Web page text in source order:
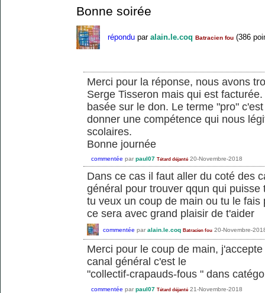
Bonne soirée
répondu par alain.le.coq Batracien fou (386
Merci pour la réponse, nous avons
Serge Tisseron mais qui est
basée sur le don. Le terme "pro"
donner une compétence qui nous
scolaires.
Bonne journée
commentée par paul07 Tétard déjanté 20-Novembre-2018
Dans ce cas il faut aller du coté des
général pour trouver qqun qui puisse
tu veux un coup de main ou tu le fais
ce sera avec grand plaisir de t'aider
commentée par alain.le.coq Batracien fou 20-Novembre-
Merci pour le coup de main,
canal général c'est le
"collectif-crapauds-fous " dans
commentée par paul07 Tétard déjanté 21-Novembre-2018